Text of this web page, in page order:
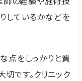
しているかなどを
点をしっかりと質
です。クリニック